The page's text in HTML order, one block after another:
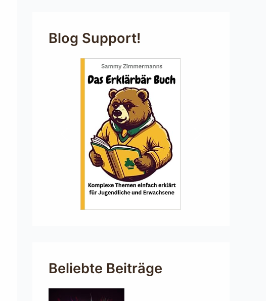
Blog Support!
Beliebte Beiträge